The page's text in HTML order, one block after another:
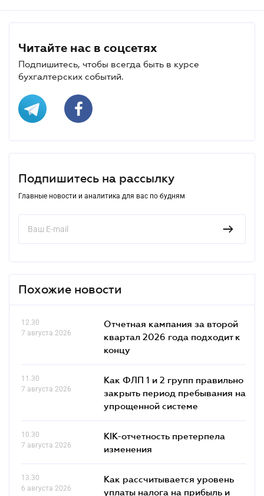
Читайте нас в соцсетях
Подпишитесь, чтобы всегда быть в курсе
бухгалтерских событий.
Подпишитесь на рассылку
Главные новости и аналитика для вас по будням
Похожие новости
12.30
7 августа 2026
Отчетная кампания за второй
квартал 2026 года подходит к
концу
11.30
7 августа 2026
Как ФЛП 1 и 2 групп правильно
закрыть период пребывания на
упрощенной системе
10.30
7 августа 2026
КІК-отчетность претерпела
изменения
13.30
6 августа 2026
Как рассчитывается уровень
уплаты налога на прибыль и